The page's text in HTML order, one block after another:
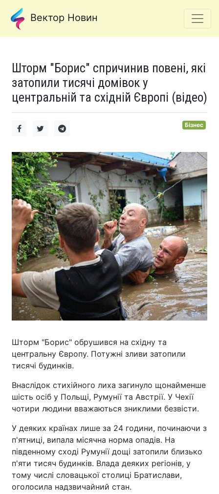
Вектор Новин
Шторм "Борис" спричинив повені, які
затопили тисячі домівок у
центральній та східній Європі (відео)
Бізнес
Шторм "Борис" обрушився на східну та
центральну Європу. Потужні зливи затопили
тисячі будинків.
Внаслідок стихійного лиха загинуло щонайменше
шість осіб у Польщі, Румунії та Австрії. У Чехії
чотири людини вважаються зниклими безвісти.
У деяких країнах лише за 24 години, починаючи з
п'ятниці, випала місячна норма опадів. На
південному сході Румунії дощі затопили близько
п'яти тисяч будинків. Влада деяких регіонів, у
тому числі словацької столиці Братислави,
оголосила надзвичайний стан.